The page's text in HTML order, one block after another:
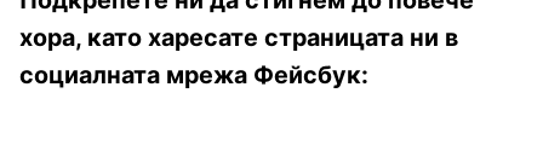
хора, като харесате страницата ни в
социалната мрежа Фейсбук: